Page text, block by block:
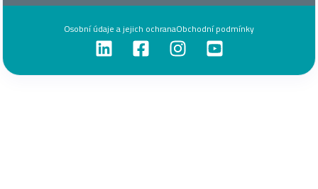
Osobní údaje a jejich ochranaObchodní podmínky